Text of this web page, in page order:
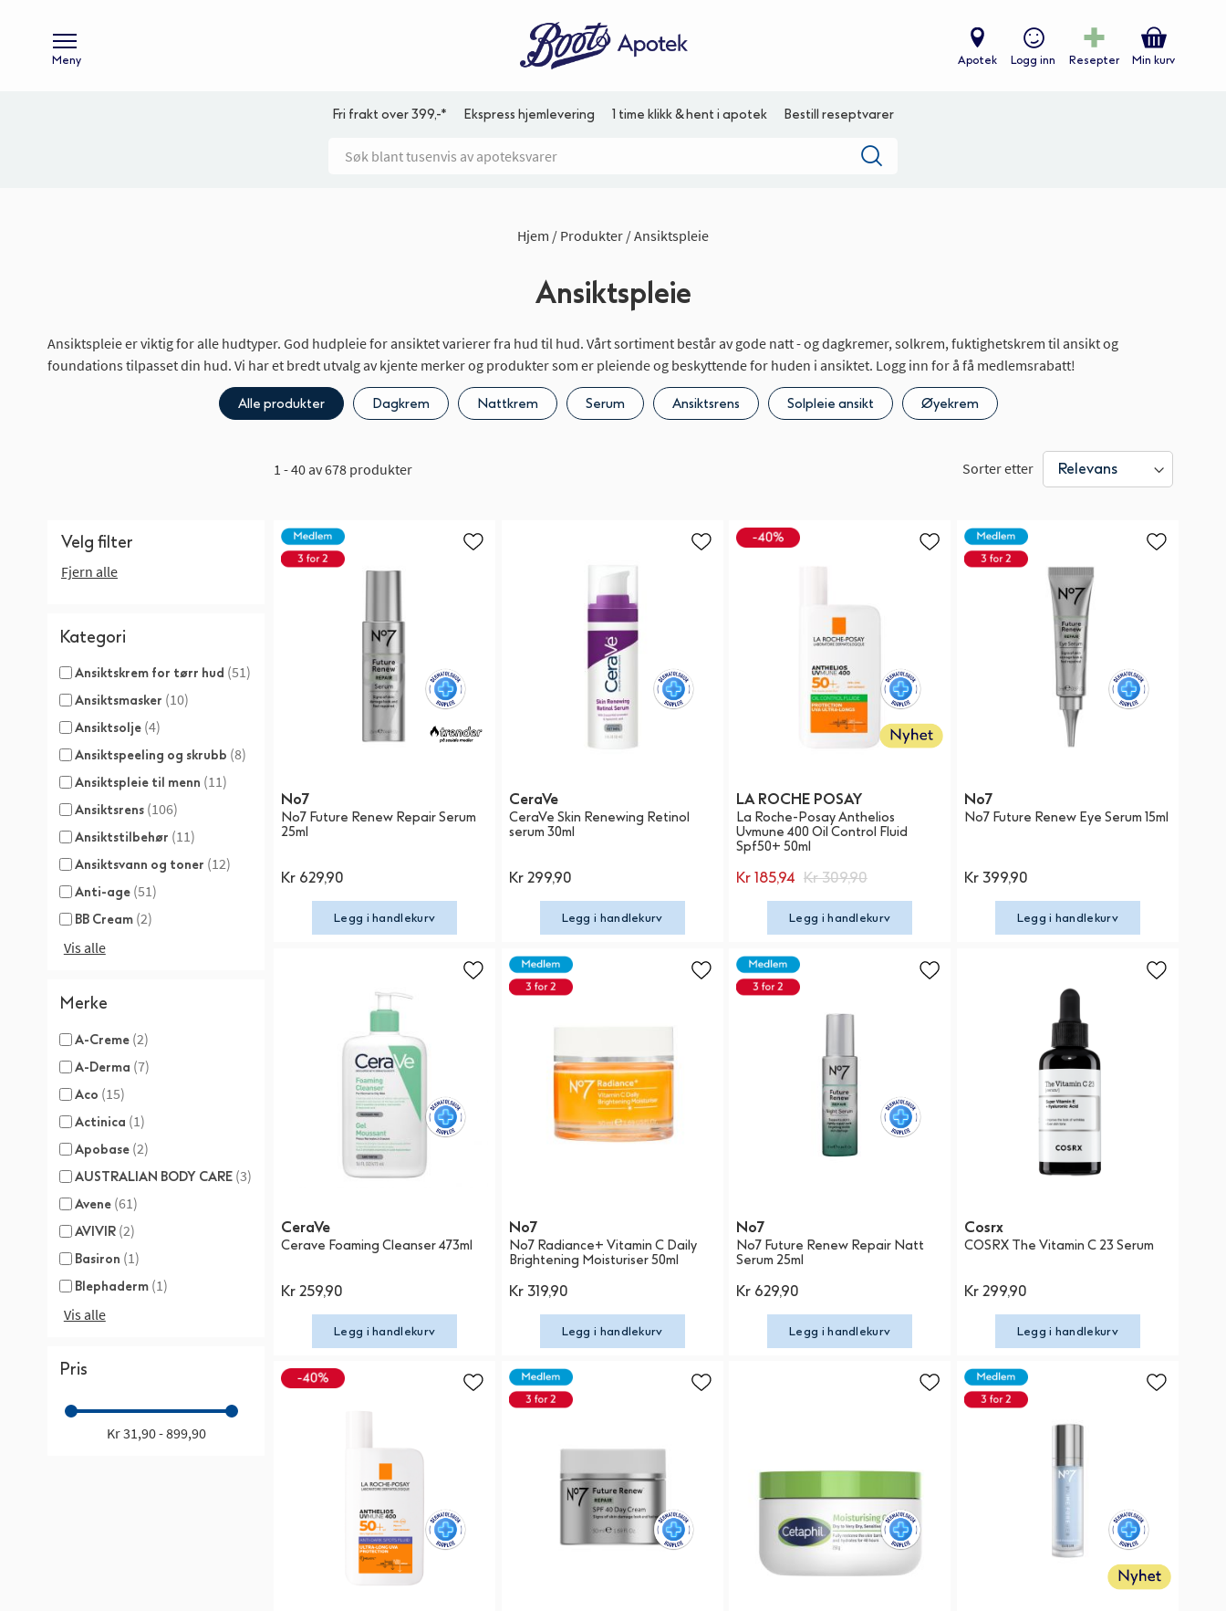
Meny Apotek Logg inn Resepter Min kurv
Fri frakt over 399,-* Ekspress hjemlevering 1 time klikk & hent i apotek Bestill reseptvarer
Hjem Produkter Ansiktspleie
Ansiktspleie
Ansiktspleie er viktig for alle hudtyper. God hudpleie for ansiktet varierer fra hud til hud. Vårt sortiment består av gode natt - og dagkremer, solkrem, fuktighetskrem til ansikt og
foundations tilpasset din hud. Vi har et bredt utvalg av kjente merker og produkter som er pleiende og beskyttende for huden i ansiktet. Logg inn for å få medlemsrabatt!
Alle produkter Dagkrem Nattkrem Serum Ansiktsrens Solpleie ansikt Øyekrem
Velg filter
Fjern alle
Kategori
Ansiktskrem for tørr hud (51)
Ansiktsmasker (10)
Ansiktsolje (4)
Ansiktspeeling og skrubb (8)
Ansiktspleie til menn (11)
Ansiktsrens (106)
Ansiktstilbehør (11)
Ansiktsvann og toner (12)
Anti-age (51)
BB Cream (2)
Vis alle
Merke
A-Creme (2)
A-Derma (7)
Aco (15)
Actinica (1)
Apobase (2)
AUSTRALIAN BODY CARE (3)
Avene (61)
AVIVIR (2)
Basiron (1)
Blephaderm (1)
Vis alle
Pris
Kr 31,90 - 899,90
1 - 40 av 678 produkter Sorter etter
No7
No7 Future Renew Repair Serum
25ml
Kr 629,90
Legg i handlekurv
CeraVe
CeraVe Skin Renewing Retinol
serum 30ml
Kr 299,90
Legg i handlekurv
LA ROCHE POSAY
La Roche-Posay Anthelios
Uvmune 400 Oil Control Fluid
Spf50+ 50ml
Kr 185,94 Kr 309,90
Legg i handlekurv
No7
No7 Future Renew Eye Serum 15ml
Kr 399,90
Legg i handlekurv
CeraVe
Cerave Foaming Cleanser 473ml
Kr 259,90
Legg i handlekurv
No7
No7 Radiance+ Vitamin C Daily
Brightening Moisturiser 50ml
Kr 319,90
Legg i handlekurv
No7
No7 Future Renew Repair Natt
Serum 25ml
Kr 629,90
Legg i handlekurv
Cosrx
COSRX The Vitamin C 23 Serum
Kr 299,90
Legg i handlekurv